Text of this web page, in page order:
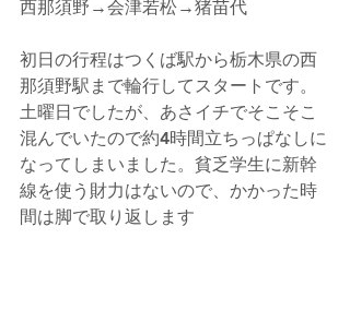
西那須野→会津若松→猪苗代
初日の行程はつくば駅から栃木県の西
那須野駅まで輪行してスタートです。
土曜日でしたが、あさイチでそこそこ
混んでいたので約4時間立ちっぱなしに
なってしまいました。貧乏学生に新幹
線を使う財力はないので、かかった時
間は脚で取り返します